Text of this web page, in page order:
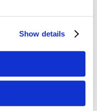
Show details